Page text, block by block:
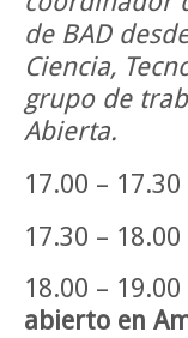
de BAD
Ciencia,
grupo de
Abierta.
17.00 –
17.30 –
18.00 –
abierto en